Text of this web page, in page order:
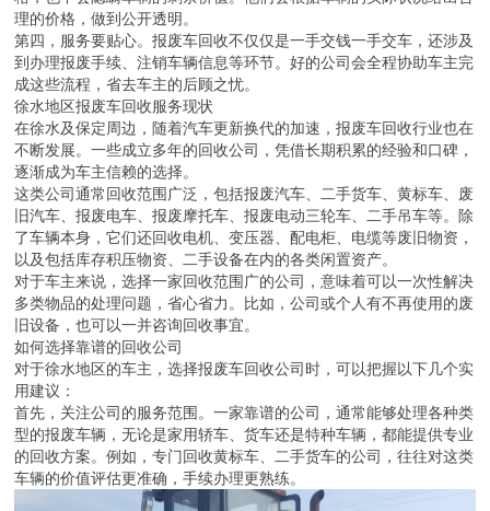
的回收，需要特别的处理流程，确保车辆拆解后不会对环境造成污
染。
第三，诚信经营是关键。靠谱的公司不会为了利润而随意压低回收价
格，也不会隐瞒车辆的剩余价值。他们会根据车辆的实际状况给出合
理的价格，做到公开透明。
第四，服务要贴心。报废车回收不仅仅是一手交钱一手交车，还涉及
到办理报废手续、注销车辆信息等环节。好的公司会全程协助车主完
成这些流程，省去车主的后顾之忧。
徐水地区报废车回收服务现状
在徐水及保定周边，随着汽车更新换代的加速，报废车回收行业也在
不断发展。一些成立多年的回收公司，凭借长期积累的经验和口碑，
逐渐成为车主信赖的选择。
这类公司通常回收范围广泛，包括报废汽车、二手货车、黄标车、废
旧汽车、报废电车、报废摩托车、报废电动三轮车、二手吊车等。除
了车辆本身，它们还回收电机、变压器、配电柜、电缆等废旧物资，
以及包括库存积压物资、二手设备在内的各类闲置资产。
对于车主来说，选择一家回收范围广的公司，意味着可以一次性解决
多类物品的处理问题，省心省力。比如，公司或个人有不再使用的废
旧设备，也可以一并咨询回收事宜。
如何选择靠谱的回收公司
对于徐水地区的车主，选择报废车回收公司时，可以把握以下几个实
用建议：
首先，关注公司的服务范围。一家靠谱的公司，通常能够处理各种类